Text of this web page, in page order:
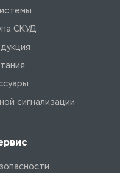
СКУД
сигнализации